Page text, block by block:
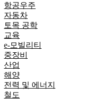
항공우주
자동차
토목 공학
교육
e-모빌리티
중장비
산업
해양
전력 및 에너지
철도